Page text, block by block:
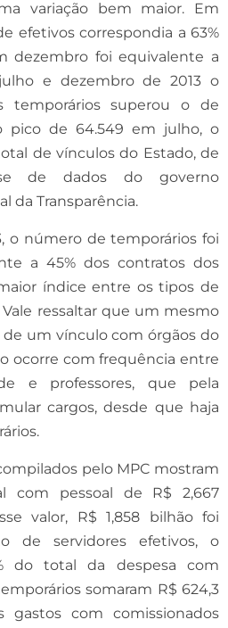
variação bem maior. Em
efetivos correspondia a 63%
dezembro foi equivalente a
e dezembro de 2013 o
temporários superou o de
pico de 64.549 em julho, o
de vínculos do Estado, de
de dados do governo
da Transparência.
o número de temporários foi
a 45% dos contratos dos
índice entre os tipos de
ressaltar que um mesmo
um vínculo com órgãos do
ocorre com frequência entre
e professores, que pela
cargos, desde que haja
pelo MPC mostram
com pessoal de R$ 2,667
valor, R$ 1,858 bilhão foi
de servidores efetivos, o
do total da despesa com
somaram R$ 624,3
gastos com comissionados